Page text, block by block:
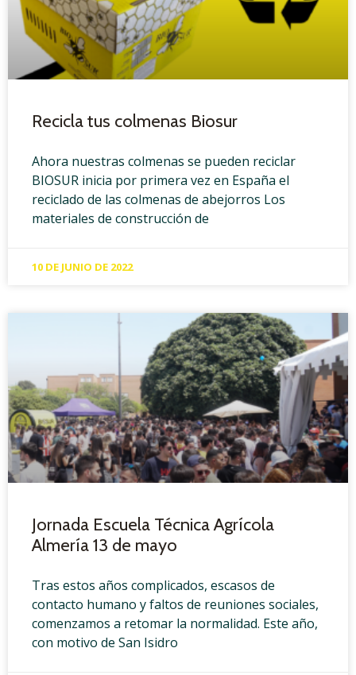
Recicla tus colmenas Biosur
Ahora nuestras colmenas se pueden reciclar
BIOSUR inicia por primera vez en España el
reciclado de las colmenas de abejorros Los
materiales de construcción de
10 DE JUNIO DE 2022
Jornada Escuela Técnica Agrícola
Almería 13 de mayo
Tras estos años complicados, escasos de
contacto humano y faltos de reuniones sociales,
comenzamos a retomar la normalidad. Este año,
con motivo de San Isidro